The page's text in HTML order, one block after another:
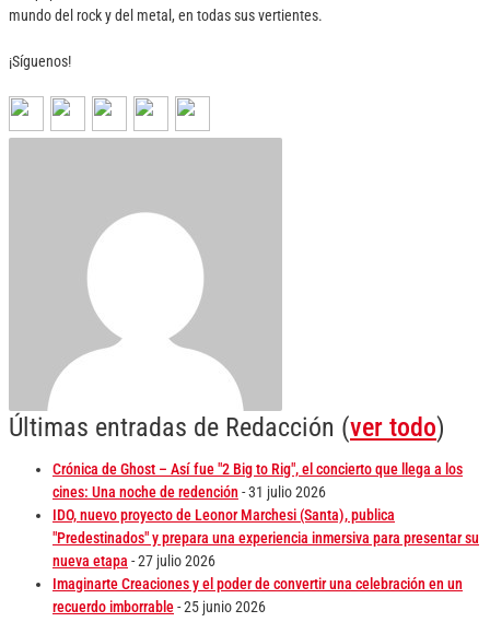
mundo del rock y del metal, en todas sus vertientes.
¡Síguenos!
Últimas entradas de Redacción (ver todo)
Crónica de Ghost – Así fue "2 Big to Rig", el concierto que llega a los
cines: Una noche de redención - 31 julio 2026
IDO, nuevo proyecto de Leonor Marchesi (Santa), publica
"Predestinados" y prepara una experiencia inmersiva para presentar su
nueva etapa - 27 julio 2026
Imaginarte Creaciones y el poder de convertir una celebración en un
recuerdo imborrable- 25 junio 2026